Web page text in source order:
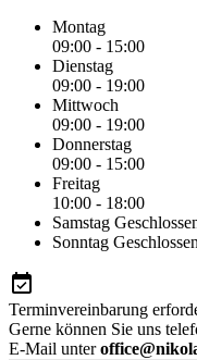
Montag
09:00 - 15:00
Dienstag
09:00 - 19:00
Mittwoch
09:00 - 19:00
Donnerstag
09:00 - 15:00
Freitag
10:00 - 18:00
Samstag
Sonntag Geschlossen
Terminvereinbarung
Gerne können Sie uns
E-Mail unter